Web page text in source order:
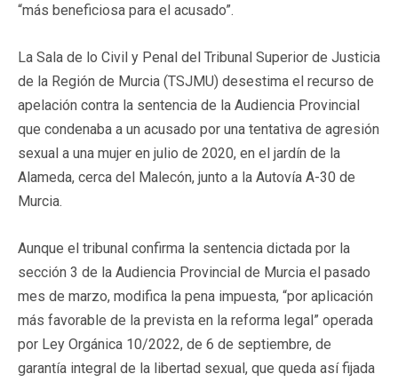
“más beneficiosa para el acusado”.
La Sala de lo Civil y Penal del Tribunal Superior de Justicia
de la Región de Murcia (TSJMU) desestima el recurso de
apelación contra la sentencia de la Audiencia Provincial
que condenaba a un acusado por una tentativa de agresión
sexual a una mujer en julio de 2020, en el jardín de la
Alameda, cerca del Malecón, junto a la Autovía A-30 de
Murcia.
Aunque el tribunal confirma la sentencia dictada por la
sección 3 de la Audiencia Provincial de Murcia el pasado
mes de marzo, modifica la pena impuesta, “por aplicación
más favorable de la prevista en la reforma legal” operada
por Ley Orgánica 10/2022, de 6 de septiembre, de
garantía integral de la libertad sexual, que queda así fijada